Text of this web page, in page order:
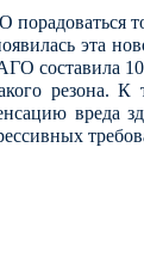
эта
резона.
вреда